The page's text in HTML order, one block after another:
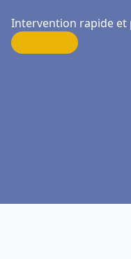
Intervention rapide et